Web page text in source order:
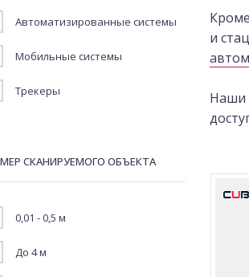
Автоматизированные системы
Мобильные системы
Трекеры
СКАНИРУЕМОГО ОБЪЕКТА
0,01 - 0,5 м
До 4 м
и
Наши